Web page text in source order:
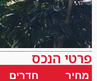
פרטי הנכס
מחיר חדרים